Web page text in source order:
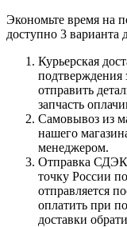
Экономьте время на
доступно 3 варианта
Курьерская
отправить
запчасть
Самовывоз из
нашего
менеджером.
Отправка
точку России
отправляется
оплатить при
доставки